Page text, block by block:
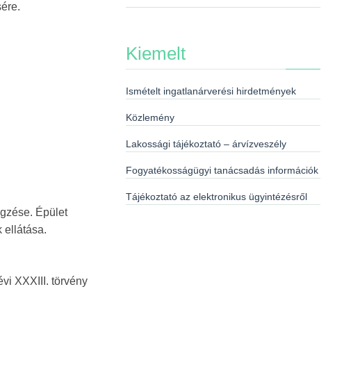
Épület
ellátása.
XXXIII. törvény
Kiemelt
Ismételt ingatlanárverési hirdetmények
Közlemény
Lakossági tájékoztató – árvízveszély
Fogyatékosságügyi tanácsadás információk
Tájékoztató az elektronikus ügyintézésről